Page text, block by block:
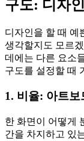
구도: 디자
디자인을 할 때 예
생각할지도 모르
데에는 다른 요소
구도를 설정할 때
1. 비율: 아트보
한 화면이 어떻게
간을 차지하고 있